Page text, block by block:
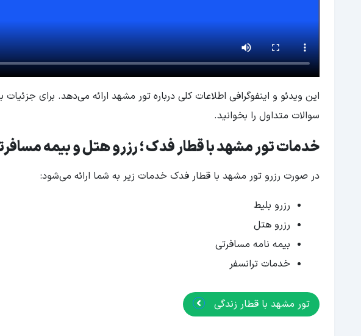
این ویدئو و اینفوگرافی اطلاعات کلی درباره تور مشهد ارائه می‌دهد. برای
سوالات متداول را بخوانید.
خدمات تور مشهد با قطار فدک ؛ رزرو هتل و بیمه
در صورت رزرو تور مشهد با قطار فدک خدمات زیر به شما ارائه می‌شود:
رزرو بلیط
رزرو هتل
بیمه نامه مسافرتی
خدمات ترانسفر
تور مشهد با قطار زندگی